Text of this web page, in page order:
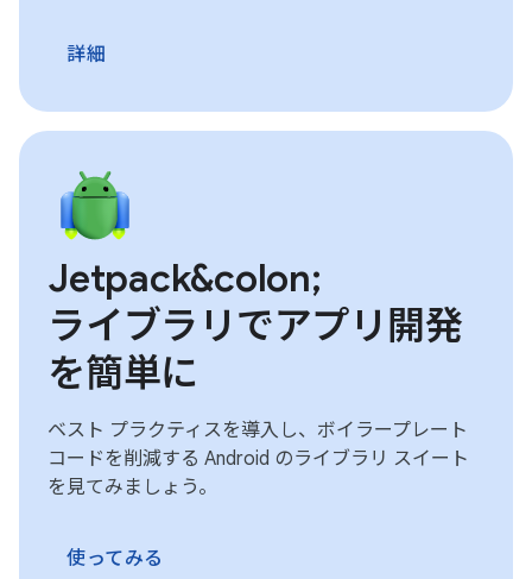
詳細
Jetpack&colon;
ライブラリでアプリ開発
を簡単に
ベスト プラクティスを導入し、ボイラープレート
コードを削減する Android のライブラリ スイート
を見てみましょう。
使ってみる